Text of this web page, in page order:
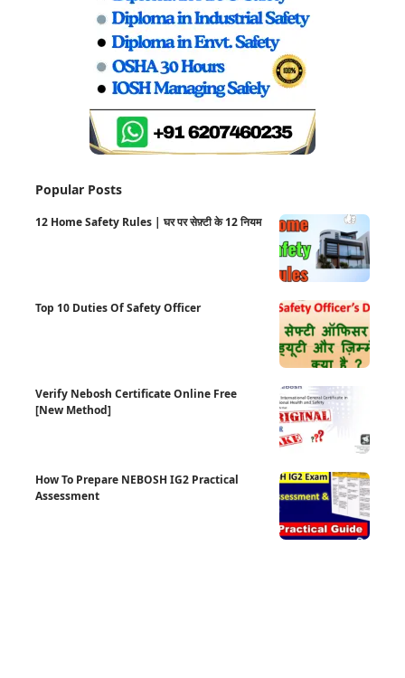
Popular Posts
12 Home Safety Rules | घर पर सेफ़्टी के 12 नियम
Top 10 Duties Of Safety Officer
Verify Nebosh Certificate Online Free
[New Method]
How To Prepare NEBOSH IG2 Practical
Assessment